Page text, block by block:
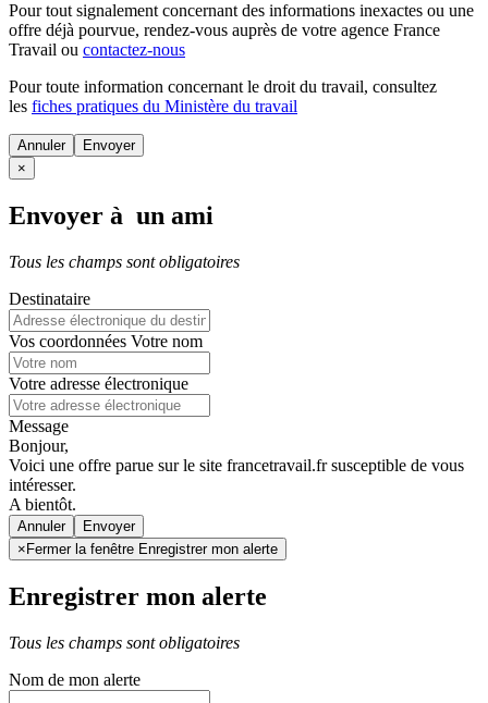
Pour tout signalement concernant des informations inexactes ou une
offre déjà pourvue, rendez-vous auprès de votre agence France
Travail ou contactez-nous
Pour toute information concernant le droit du travail, consultez
les fiches pratiques du Ministère du travail
Annuler
×
Envoyer à un ami
Tous les champs sont obligatoires
Destinataire
Vos coordonnées Votre nom
Votre adresse électronique
Message
Bonjour,
Voici une offre parue sur le site francetravail.fr susceptible de vous
intéresser.
A bientôt.
Annuler
× Fermer la fenêtre Enregistrer mon alerte
Enregistrer mon alerte
Tous les champs sont obligatoires
Nom de mon alerte